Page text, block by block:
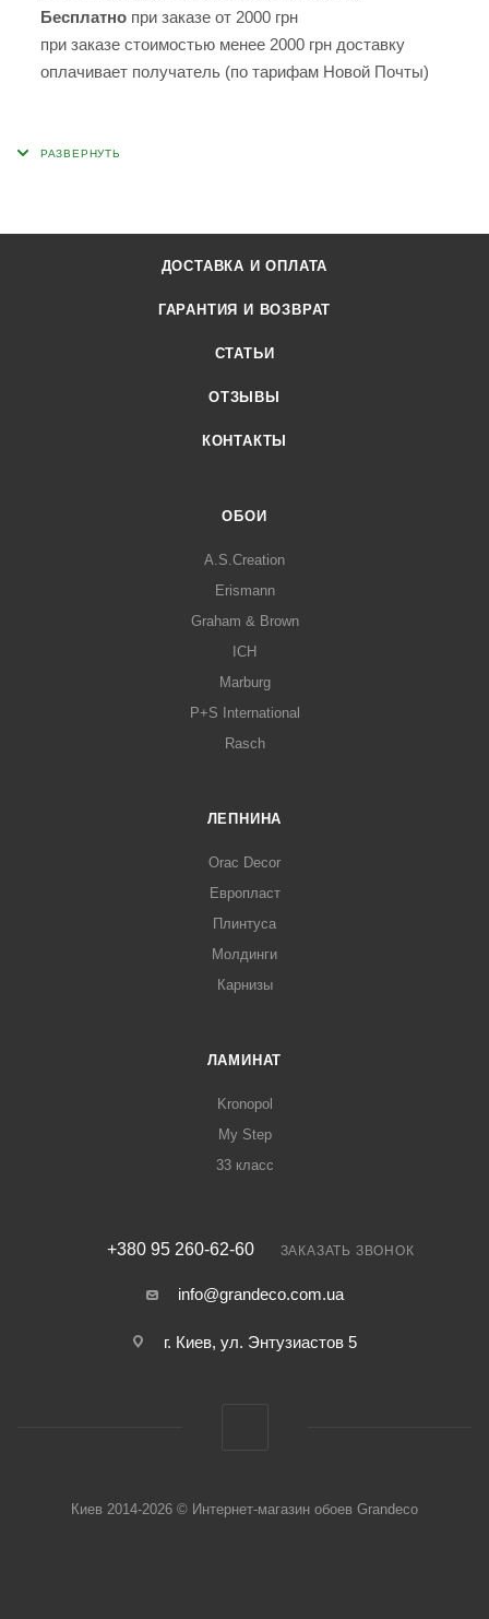
Бесплатно при заказе от 2000 грн
при заказе стоимостью менее 2000 грн доставку
оплачивает получатель (по тарифам Новой Почты)
ДОСТАВКА И ОПЛАТА
ГАРАНТИЯ И ВОЗВРАТ
СТАТЬИ
ОТЗЫВЫ
КОНТАКТЫ
ОБОИ
A.S.Creation
Erismann
Graham & Brown
ICH
Marburg
P+S International
Rasch
ЛЕПНИНА
Orac Decor
Европласт
Плинтуса
Молдинги
Карнизы
ЛАМИНАТ
Kronopol
My Step
33 класс
+380 95 260-62-60 ЗАКАЗАТЬ ЗВОНОК
info@grandeco.com.ua
г. Киев, ул. Энтузиастов 5
Киев 2014-2026 © Интернет-магазин обоев Grandeco